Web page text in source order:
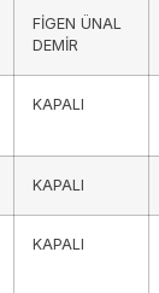
FİGEN ÜNAL
DEMİR
KAPALI
KAPALI
KAPALI